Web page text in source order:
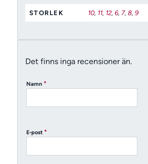
STORLEK 10, 11, 12, 6, 7, 8, 9
Det finns inga recensioner än.
Namn *
E-post *